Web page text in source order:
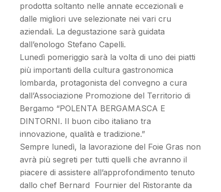
prodotta soltanto nelle annate eccezionali e
dalle migliori uve selezionate nei vari cru
aziendali. La degustazione sarà guidata
dall’enologo Stefano Capelli.
Lunedì pomeriggio sarà la volta di uno dei piatti
più importanti della cultura gastronomica
lombarda, protagonista del convegno a cura
dall’Associazione Promozione del Territorio di
Bergamo “POLENTA BERGAMASCA E
DINTORNI. Il buon cibo italiano tra
innovazione, qualità e tradizione.”
Sempre lunedì, la lavorazione del Foie Gras non
avrà più segreti per tutti quelli che avranno il
piacere di assistere all’approfondimento tenuto
dallo chef Bernard Fournier del Ristorante da